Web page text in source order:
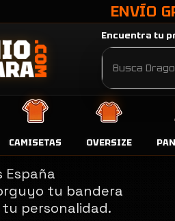
ENVÍO
Encuentra tu
CAMISETAS OVERSIZE
España
tu bandera
personalidad.